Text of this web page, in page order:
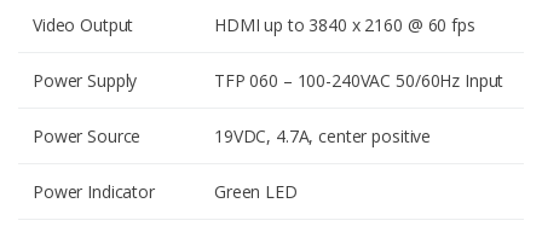
Video Output HDMI up to 3840 x 2160 @ 60 fps
Power Supply TFP 060 – 100-240VAC 50/60Hz Input
Power Source 19VDC, 4.7A, center positive
Power Indicator Green LED